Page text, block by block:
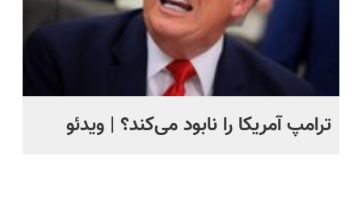
ترامپ آمریکا را نابود می‌کند؟ | ویدئو